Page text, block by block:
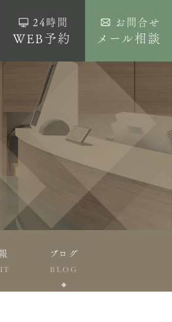
24時間
WEB予約
お問合せ
メール相談
ブログ
BLOG